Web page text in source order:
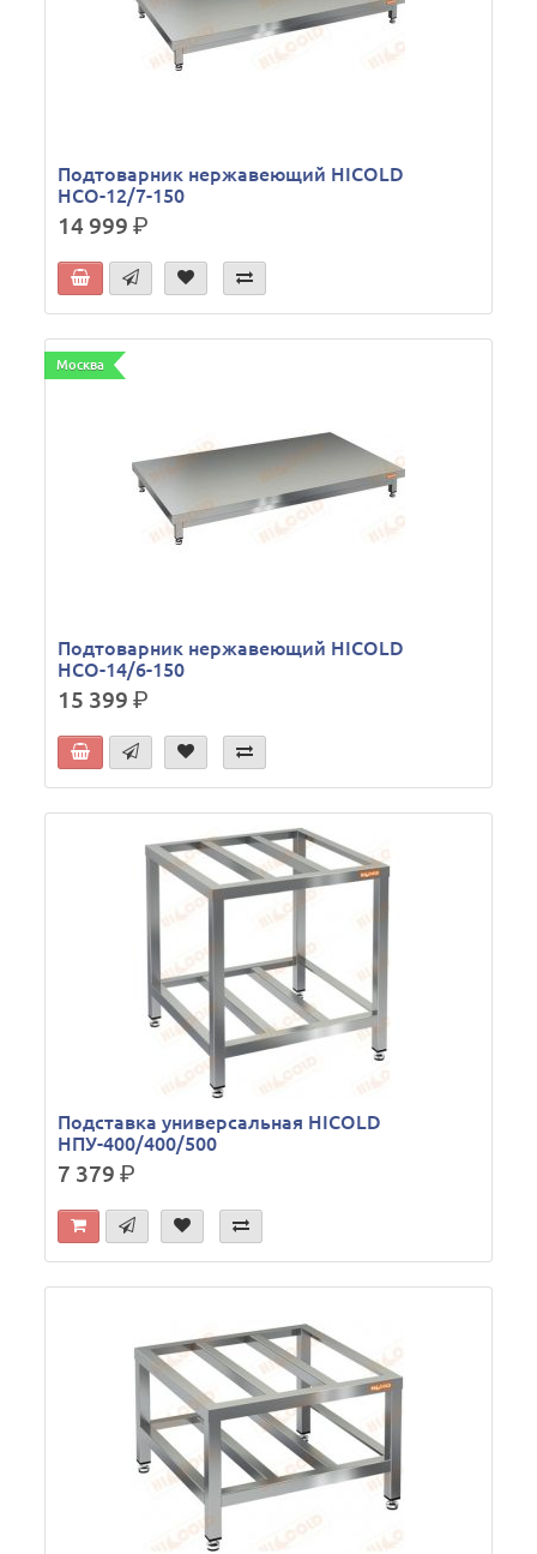
Подтоварник нержавеющий HICOLD
НСО-12/7-150
14 999р.
Москва
Подтоварник нержавеющий HICOLD
НСО-14/6-150
15 399р.
Подставка универсальная HICOLD
НПУ-400/400/500
7 379р.